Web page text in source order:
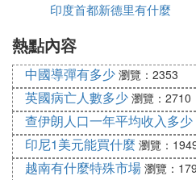
綜上所述，印度人之所以表
為，與印度教的廣泛影響和
度教的影響下，印度人形成
習慣，這些習慣在外界看來
人心中卻是合情合理的。然
背後的一部分原因，更多深
一步探討和分析。在接下來
討印度人行為背後的其他原
印度首都新德里有什麼
熱點內容
中國導彈有多少 瀏覽：2353
英國病亡人數多少 瀏覽：2710
查伊朗人口一年平均收入多少
印尼1美元能買什麼 瀏覽：
越南有什麼特殊市場 瀏覽：